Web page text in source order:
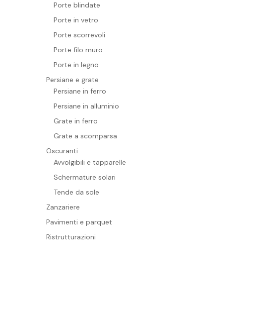
Porte blindate
Porte in vetro
Porte scorrevoli
Porte filo muro
Porte in legno
Persiane e grate
Persiane in ferro
Persiane in alluminio
Grate in ferro
Grate a scomparsa
Oscuranti
Avvolgibili e tapparelle
Schermature solari
Tende da sole
Zanzariere
Pavimenti e parquet
Ristrutturazioni